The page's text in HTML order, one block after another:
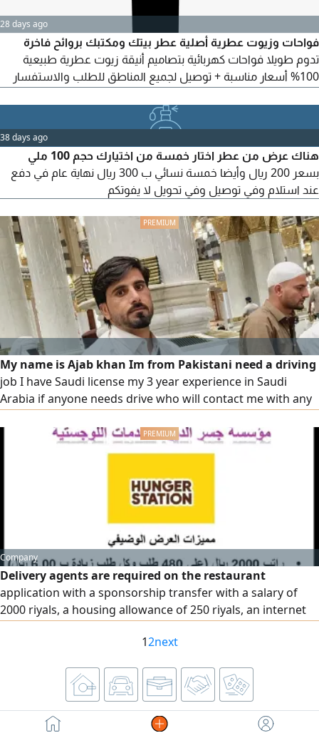
28 days ago
فواحات وزيوت عطرية أصلية عطر بيتك ومكتبك بروائح فاخرة
تدوم طويلا فواحات كهربائية بتصاميم أنيقة زيوت عطرية طبيعية
100% أسعار مناسبة + توصيل لجميع المناطق للطلب والاستفسار
38 days ago
هناك عرض من عطر اختار خمسة من اختيارك حجم 100 ملي
بسعر 200 ريال وأيضا خمسة نسائي ب 300 ريال نهاية عام في دفع
عند استلام وفي توصيل وفي تحويل لا يفوتكم
My name is Ajab khan Im from Pakistani need a driving
job I have Saudi license my 3 year experience in Saudi
Arabia if anyone needs drive who will contact me with any
Company
Delivery agents are required on the restaurant
application with a sponsorship transfer with a salary of
2000 riyals, a housing allowance of 250 riyals, an internet
requests, and the company also provides modern cars and
12next